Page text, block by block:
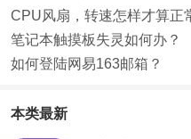
CPU风扇，转速怎样才算正
笔记本触摸板失灵如何办？
如何登陆网易163邮箱？
本类最新